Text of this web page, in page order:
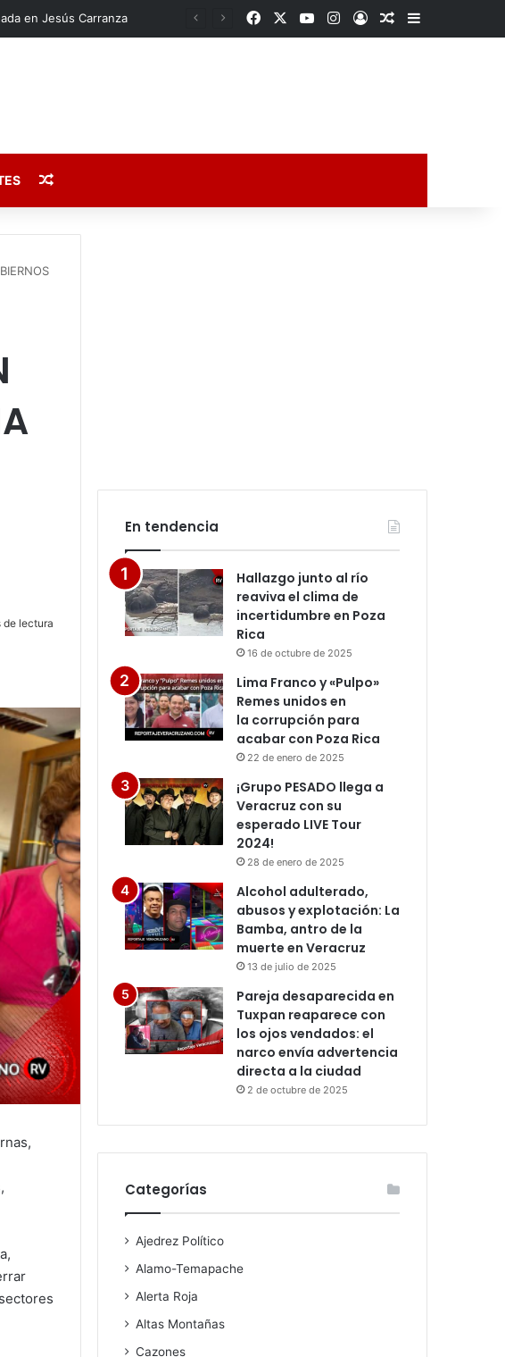
FacebookYouTubeInstagram
AccesoPublicación al
Barra lateral
Publicación al azar
de lectura
En tendencia
Hallazgo junto al río
reaviva el clima de
incertidumbre en Poza
Rica
16 de octubre de 2025
Lima Franco y «Pulpo»
Remes unidos en
la corrupción para
acabar con Poza Rica
22 de enero de 2025
¡Grupo PESADO llega a
Veracruz con su
esperado LIVE Tour
2024!
28 de enero de 2025
Alcohol adulterado,
abusos y explotación: La
Bamba, antro de la
muerte en Veracruz
13 de julio de 2025
Pareja desaparecida en
Tuxpan reaparece con
los ojos vendados: el
narco envía advertencia
directa a la ciudad
2 de octubre de 2025
Categorías
Ajedrez Político
Alamo-Temapache
Alerta Roja
Altas Montañas
Cazones